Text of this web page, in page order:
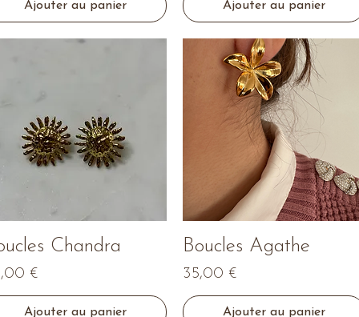
Ajouter au panier Ajouter au panier
Aperçu rapide
Chandra
€
Ajouter au panier
Aperçu rapide
Boucles Agathe
Prix
35,00 €
Ajouter au panier